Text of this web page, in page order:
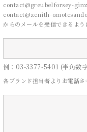
contact@greubelforsey-
contact@zenith-
からのメールを受信できるよう
例：03-3377-5401 (半角数
各ブランド担当者よりお電話